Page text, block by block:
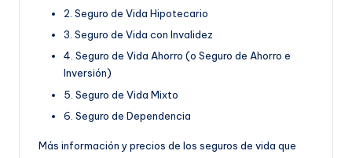
2. Seguro de Vida Hipotecario
3. Seguro de Vida con Invalidez
4. Seguro de Vida Ahorro (o Seguro de Ahorro e
Inversión)
5. Seguro de Vida Mixto
6. Seguro de Dependencia
Más información y precios de los seguros de vida que